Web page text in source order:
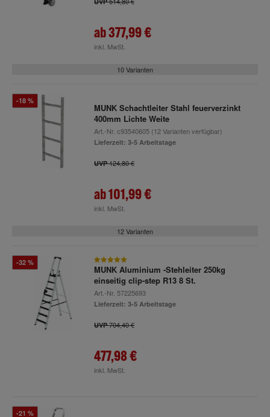
ab377,99 €
inkl. MwSt.
10 Varianten
-18 %
MUNK Schachtleiter Stahl feuerverzinkt
400mm Lichte Weite
Art.-Nr. c93540605(12 Varianten verfügbar)
Lieferzeit: 3-5 Arbeitstage
UVP124,80 €
ab101,99 €
inkl. MwSt.
12 Varianten
-32 %
MUNK Aluminium -Stehleiter 250kg
einseitig clip-step R13 8 St.
Art.-Nr. 57225693
Lieferzeit: 3-5 Arbeitstage
UVP704,40 €
477,98 €
inkl. MwSt.
-21 %